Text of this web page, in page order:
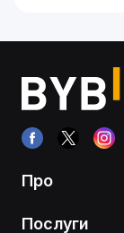
Про
Послуги